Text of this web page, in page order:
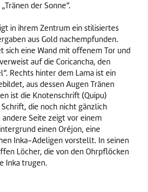
der Sonne“.
in ihrem Zentrum ein stilisiertes
aus Gold nachempfunden.
sich eine Wand mit offenem Tor und
auf die Coricancha, den
Rechts hinter dem Lama ist ein
aus dessen Augen Tränen
ist die Knotenschrift (Quipu)
die noch nicht gänzlich
Seite zeigt vor einem
einen Oréjon, eine
Inka-Adeligen vorstellt. In seinen
Löcher, die von den Ohrpflöcken
Inka trugen.